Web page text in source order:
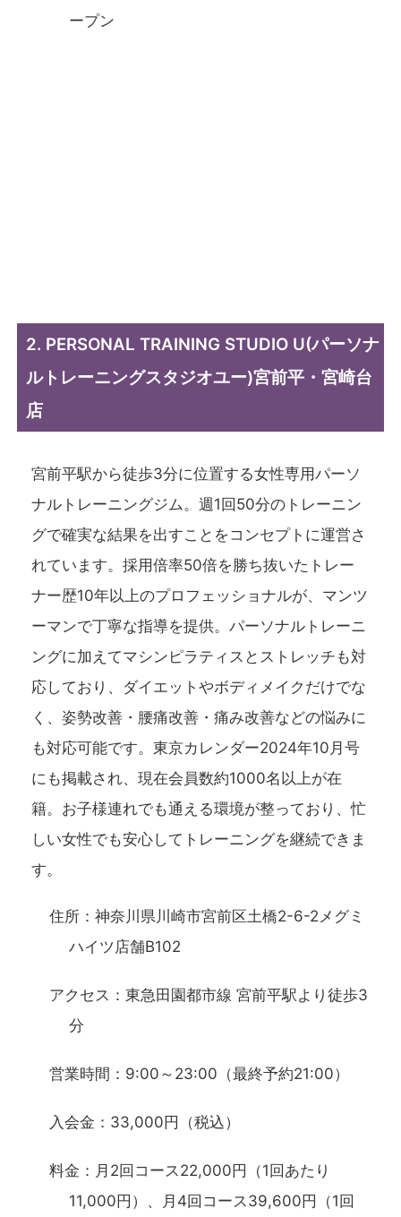
ープン
2. PERSONAL TRAINING STUDIO U(パーソナ
ルトレーニングスタジオユー)宮前平・宮崎台
店
宮前平駅から徒歩3分に位置する女性専用パーソ
ナルトレーニングジム。週1回50分のトレーニン
グで確実な結果を出すことをコンセプトに運営さ
れています。採用倍率50倍を勝ち抜いたトレー
ナー歴10年以上のプロフェッショナルが、マンツ
ーマンで丁寧な指導を提供。パーソナルトレーニ
ングに加えてマシンピラティスとストレッチも対
応しており、ダイエットやボディメイクだけでな
く、姿勢改善・腰痛改善・痛み改善などの悩みに
も対応可能です。東京カレンダー2024年10月号
にも掲載され、現在会員数約1000名以上が在
籍。お子様連れでも通える環境が整っており、忙
しい女性でも安心してトレーニングを継続できま
す。
住所：神奈川県川崎市宮前区土橋2-6-2メグミ
ハイツ店舗B102
アクセス：東急田園都市線 宮前平駅より徒歩3
分
営業時間：9:00～23:00（最終予約21:00）
入会金：33,000円（税込）
料金：月2回コース22,000円（1回あたり
11,000円）、月4回コース39,600円（1回